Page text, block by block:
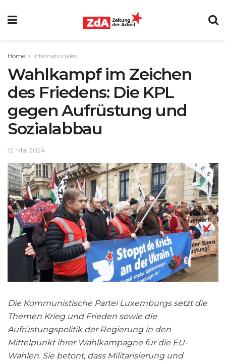
Home Internationales
Wahlkampf im Zeichen
des Friedens: Die KPL
gegen Aufrüstung und
Sozialabbau
12. Mai 2024
Die Kommunistische Partei Luxemburgs setzt die
Themen Krieg und Frieden sowie die
Aufrüstungspolitik der Regierung in den
Mittelpunkt ihrer Wahlkampagne für die EU-
Wahlen. Sie betont, dass Militarisierung und